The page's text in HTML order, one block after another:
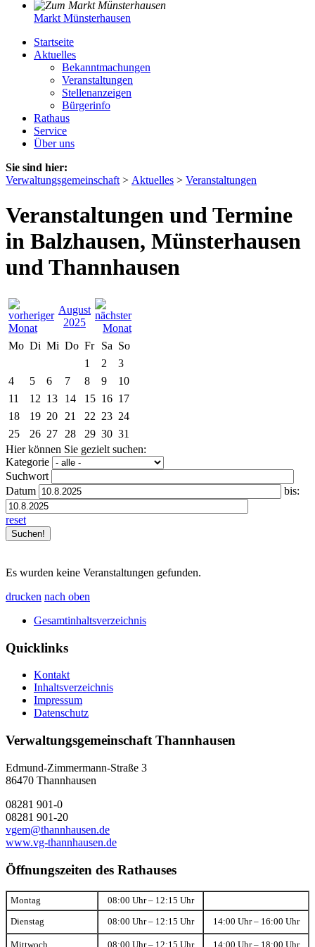
Markt Münsterhausen
Startseite
Aktuelles
Bekanntmachungen
Veranstaltungen
Stellenanzeigen
Bürgerinfo
Rathaus
Service
Über uns
Sie sind hier:
Verwaltungsgemeinschaft > Aktuelles > Veranstaltungen
Veranstaltungen und Termine
in Balzhausen, Münsterhausen
und Thannhausen
August
2025
Mo Di Mi Do Fr Sa So
1
2
3
4
5 6 7 8 9
10
11
12 13 14 15 16 17
18
19 20 21 22 23 24
25
26 27 28 29 30 31
Hier können Sie gezielt suchen:
Kategorie
Suchwort
Datum
bis:
reset
Es wurden keine Veranstaltungen gefunden.
drucken nach oben
Gesamtinhaltsverzeichnis
Quicklinks
Kontakt
Inhaltsverzeichnis
Impressum
Datenschutz
Verwaltungsgemeinschaft Thannhausen
Edmund-Zimmermann-Straße 3
86470 Thannhausen
08281 901-0
08281 901-20
vgem@thannhausen.de
www.vg-thannhausen.de
Öffnungszeiten des Rathauses
Montag 08:00 Uhr – 12:15 Uhr
Dienstag 08:00 Uhr – 12:15 Uhr 14:00 Uhr – 16:00 Uhr